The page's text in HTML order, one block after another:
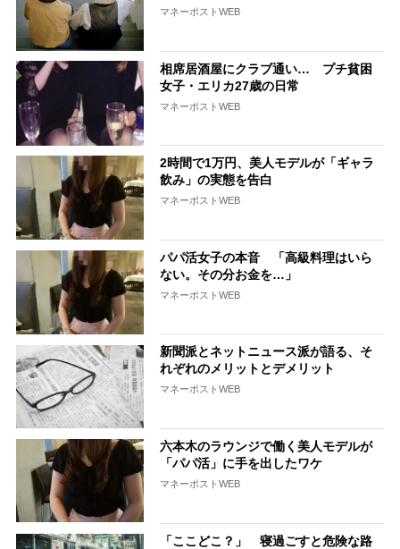
マネーポストWEB
相席居酒屋にクラブ通い… プチ貧困
女子・エリカ27歳の日常
マネーポストWEB
2時間で1万円、美人モデルが「ギャラ
飲み」の実態を告白
マネーポストWEB
パパ活女子の本音 「高級料理はいら
ない。その分お金を…」
マネーポストWEB
新聞派とネットニュース派が語る、そ
れぞれのメリットとデメリット
マネーポストWEB
六本木のラウンジで働く美人モデルが
「パパ活」に手を出したワケ
マネーポストWEB
「ここどこ？」 寝過ごすと危険な路